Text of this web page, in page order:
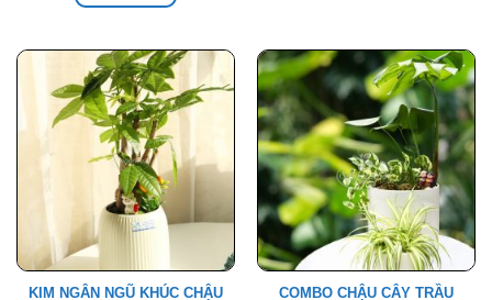
KIM NGÂN NGŨ KHÚC CHẬU
COMBO CHẬU CÂY TRẦU